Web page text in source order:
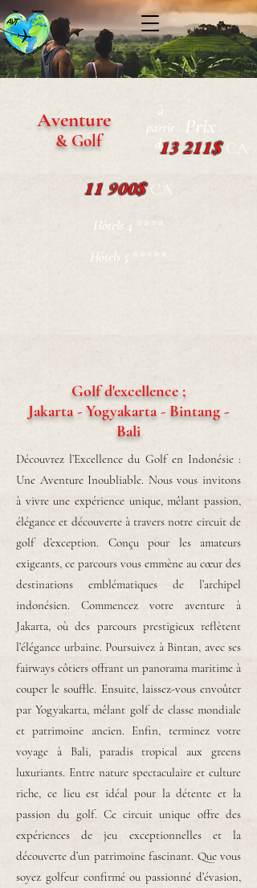
à
partir
de13 211$ CA
Prix
Aventure
& Golf
11 900$ CA
Hôtels 4 ****
Hôtels 5 *****
Découvrez l’Excellence du Golf en Indonésie :
Une Aventure Inoubliable. Nous vous invitons
à vivre une expérience unique, mêlant passion,
élégance et découverte à travers notre circuit de
golf d’exception. Conçu pour les amateurs
exigeants, ce parcours vous emmène au cœur des
destinations emblématiques de l’archipel
indonésien. Commencez votre aventure à
Jakarta, où des parcours prestigieux reflètent
l’élégance urbaine. Poursuivez à Bintan, avec ses
fairways côtiers offrant un panorama maritime à
couper le souffle. Ensuite, laissez-vous envoûter
par Yogyakarta, mêlant golf de classe mondiale
et patrimoine ancien. Enfin, terminez votre
voyage à Bali, paradis tropical aux greens
luxuriants. Entre nature spectaculaire et culture
riche, ce lieu est idéal pour la détente et la
passion du golf. Ce circuit unique offre des
expériences de jeu exceptionnelles et la
découverte d’un patrimoine fascinant. Que vous
soyez golfeur confirmé ou passionné d’évasion,
Golf d'excellence ;
Jakarta - Yogyakarta - Bintang -
Bali